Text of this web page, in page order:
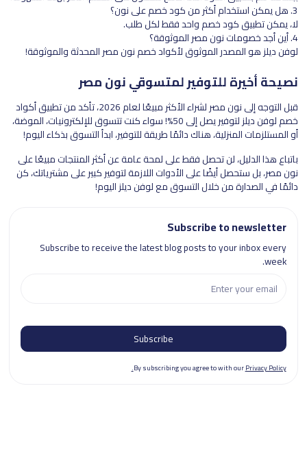
3. هل يمكن استخدام أكثر من كود خصم على نون؟
لا، يمكن تطبيق كود خصم واحد فقط لكل طلب.
4. أين أجد خصومات نون مصر الموثوقة؟
لوفن ديلز هو المصدر الموثوق لأكواد خصم نون مصر المحدثة والموثوقة!
نصيحة أخيرة للتوفير لمتسوقي نون مصر
قبل التوجه إلى نون مصر لشراء الأكثر مبيعًا لعام 2026، تأكد من تطبيق أكواد
خصم لوفن ديلز لتوفير يصل إلى 50%! سواء كنت تتسوق للإلكترونيات، الموضة،
أو المستلزمات المنزلية، هناك دائمًا طريقة للتوفير، ابدأ التسوق بذكاء اليوم!
باتباع هذا الدليل، لن تحصل فقط على لمحة عامة عن أكثر المنتجات مبيعًا على
نون مصر، بل ستحصل أيضًا على الأدوات اللازمة لتوفير كبير على مشترياتك، كن
دائمًا في الصدارة من خلال التسوق مع لوفن ديلز اليوم!
Subscribe to newsletter
Subscribe to receive the latest blog posts to your inbox every
week.
By subscribing you agree to with ourPrivacy Policy.